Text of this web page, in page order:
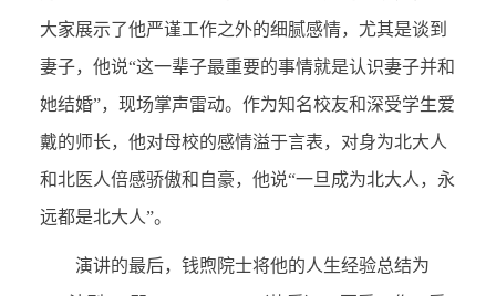
大家展示了他严谨工作之外的细腻感情，尤其是谈到
妻子，他说“这一辈子最重要的事情就是认识妻子并和
她结婚”，现场掌声雷动。作为知名校友和深受学生爱
戴的师长，他对母校的感情溢于言表，对身为北大人
和北医人倍感骄傲和自豪，他说“一旦成为北大人，永
远都是北大人”。
演讲的最后，钱煦院士将他的人生经验总结为